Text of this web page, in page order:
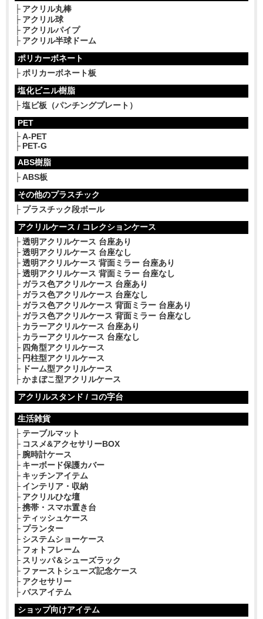
アクリル丸棒
アクリル球
アクリルパイプ
アクリル半球ドーム
ポリカーボネート
ポリカーボネート板
塩化ビニル樹脂
塩ビ板（パンチングプレート）
PET
A-PET
PET-G
ABS樹脂
ABS板
その他のプラスチック
プラスチック段ボール
アクリルケース / コレクションケース
透明アクリルケース 台座あり
透明アクリルケース 台座なし
透明アクリルケース 背面ミラー 台座あり
透明アクリルケース 背面ミラー 台座なし
ガラス色アクリルケース 台座あり
ガラス色アクリルケース 台座なし
ガラス色アクリルケース 背面ミラー 台座あり
ガラス色アクリルケース 背面ミラー 台座なし
カラーアクリルケース 台座あり
カラーアクリルケース 台座なし
四角型アクリルケース
円柱型アクリルケース
ドーム型アクリルケース
かまぼこ型アクリルケース
アクリルスタンド / コの字台
生活雑貨
テーブルマット
コスメ&アクセサリーBOX
腕時計ケース
キーボード保護カバー
キッチンアイテム
インテリア・収納
アクリルひな壇
携帯・スマホ置き台
ティッシュケース
プランター
システムショーケース
フォトフレーム
スリッパ＆シューズラック
ファーストシューズ記念ケース
アクセサリー
バスアイテム
ショップ向けアイテム